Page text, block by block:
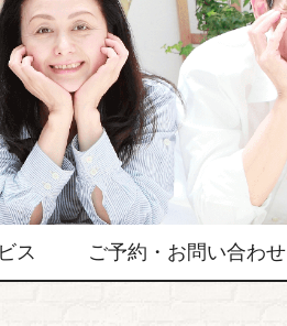
ス ご予約・お問い合わせ